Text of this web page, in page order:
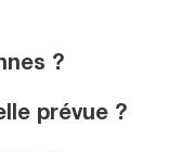
?
prévue ?